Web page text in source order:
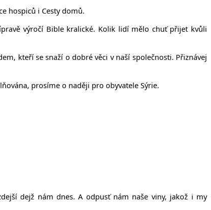
hospiců i Cesty domů.
výročí Bible kralické. Kolik lidí mělo chuť přijet kvůli
kteří se snaží o dobré věci v naší společnosti. Přiznávej
prosíme o naději pro obyvatele Sýrie.
ší dejž nám dnes. A odpusťnám naše viny, jakož i my